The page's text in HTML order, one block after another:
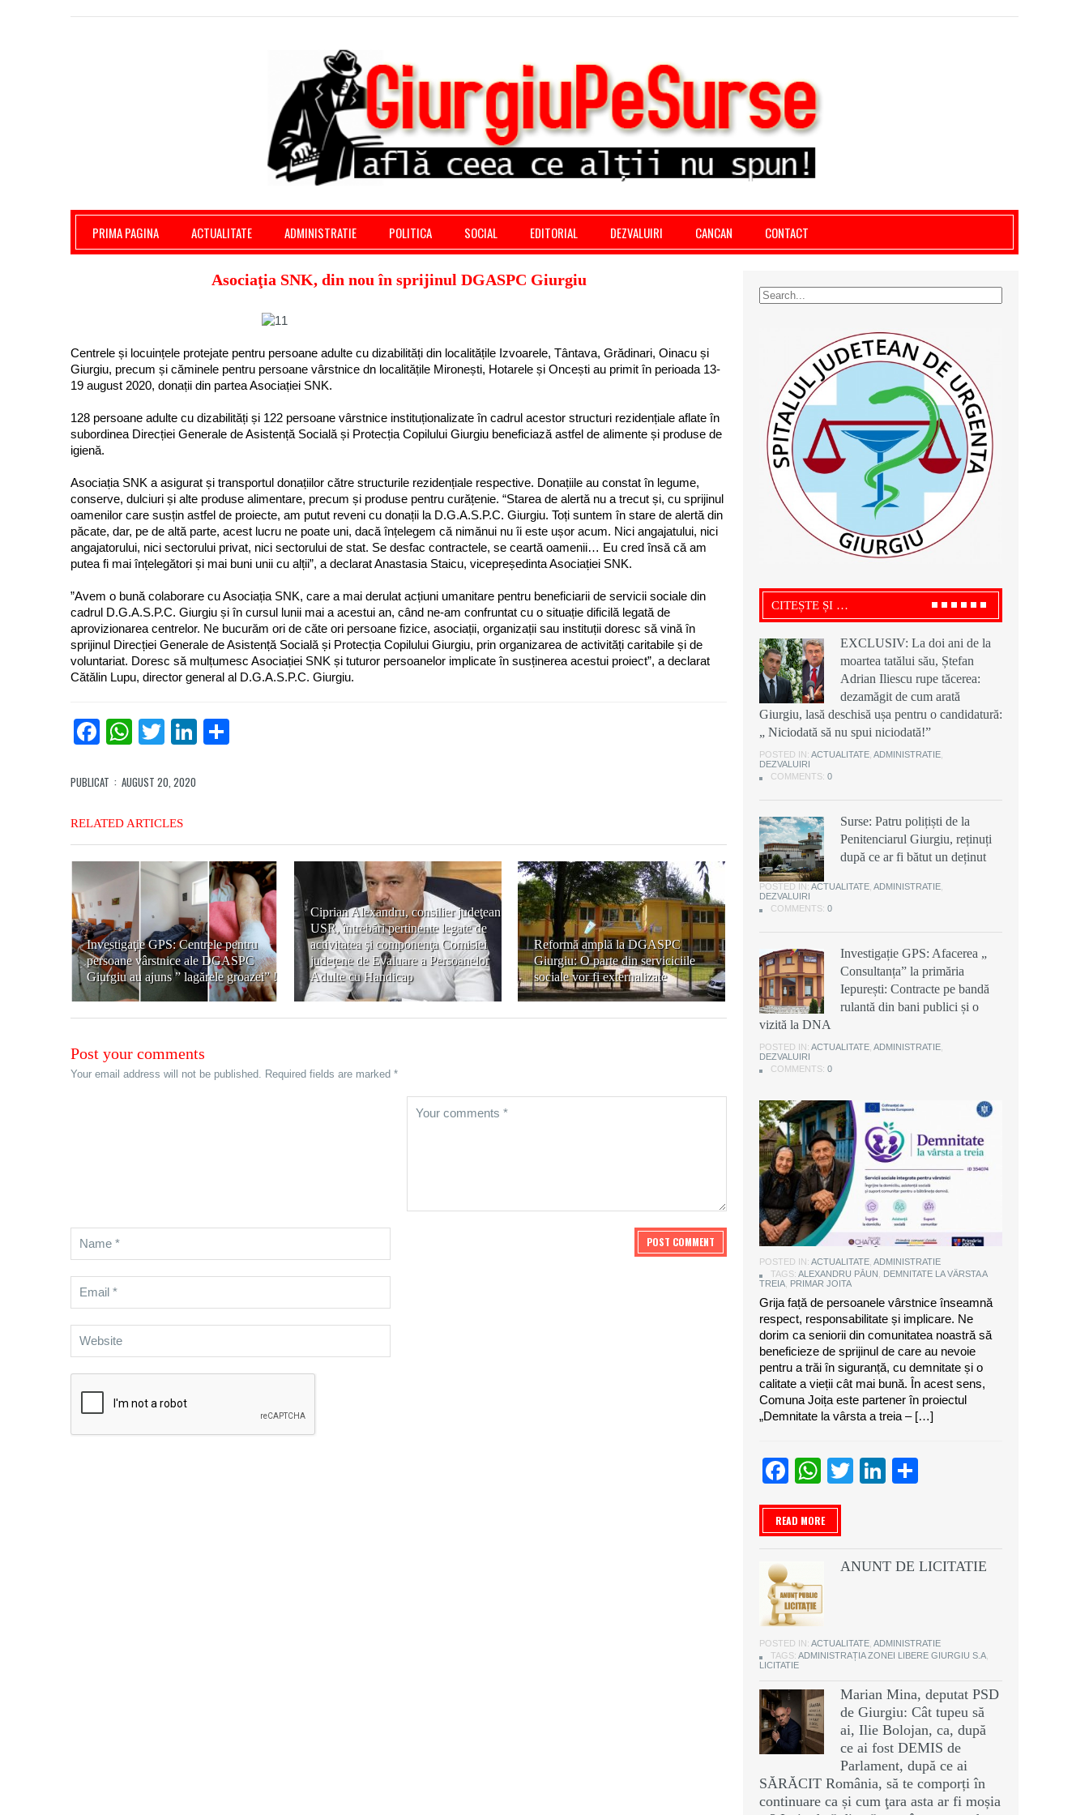
Giurgiu Pe Surse – actualitate giurgiu, administratie giurgiu, stiri politice, social economic, editoriale giurgiu, dezvaluiri, soc, cancan, stiri locale
PRIMA PAGINA
ACTUALITATE ADMINISTRATIE POLITICA SOCIAL EDITORIAL DEZVALUIRI CANCAN CONTACT
Asociaţia SNK, din nou în sprijinul DGASPC Giurgiu
Centrele și locuințele protejate pentru persoane adulte cu dizabilități din localitățile Izvoarele, Tântava, Grădinari, Oinacu și
Giurgiu, precum și căminele pentru persoane vârstnice dn localitățile Mironești, Hotarele și Oncești au primit în perioada 13-
19 august 2020, donații din partea Asociației SNK.
128 persoane adulte cu dizabilități și 122 persoane vârstnice instituționalizate în cadrul acestor structuri rezidențiale aflate în
subordinea Direcției Generale de Asistență Socială și Protecția Copilului Giurgiu beneficiază astfel de alimente și produse de
igienă.
Asociația SNK a asigurat și transportul donațiilor către structurile rezidențiale respective. Donațiile au constat în legume,
conserve, dulciuri și alte produse alimentare, precum și produse pentru curățenie. “Starea de alertă nu a trecut și, cu sprijinul
oamenilor care susțin astfel de proiecte, am putut reveni cu donații la D.G.A.S.P.C. Giurgiu. Toți suntem în stare de alertă din
păcate, dar, pe de altă parte, acest lucru ne poate uni, dacă înțelegem că nimănui nu îi este ușor acum. Nici angajatului, nici
angajatorului, nici sectorului privat, nici sectorului de stat. Se desfac contractele, se ceartă oamenii… Eu cred însă că am
putea fi mai înțelegători și mai buni unii cu alții”, a declarat Anastasia Staicu, vicepreședinta Asociației SNK.
”Avem o bună colaborare cu Asociația SNK, care a mai derulat acțiuni umanitare pentru beneficiarii de servicii sociale din
cadrul D.G.A.S.P.C. Giurgiu și în cursul lunii mai a acestui an, când ne-am confruntat cu o situație dificilă legată de
aprovizionarea centrelor. Ne bucurăm ori de căte ori persoane fizice, asociații, organizații sau instituții doresc să vină în
sprijinul Direcției Generale de Asistență Socială și Protecția Copilului Giurgiu, prin organizarea de activități caritabile și de
voluntariat. Doresc să mulțumesc Asociației SNK și tuturor persoanelor implicate în susținerea acestui proiect”, a declarat
Cătălin Lupu, director general al D.G.A.S.P.C. Giurgiu.
Facebook
WhatsApp
TwitterLinkedIn
PUBLICAT : AUGUST 20, 2020
RELATED ARTICLES
Investigaţie GPS: Centrele pentru
persoane vârstnice ale DGASPC
Giurgiu au ajuns ” lagărele groazei” !
Ciprian Alexandru, consilier judeţean
USR, întrebări pertinente legate de
activitatea şi componenţa Comisiei
judeţene de Evaluare a Persoanelor
Adulte cu Handicap
Reformă amplă la DGASPC
Giurgiu: O parte din serviciciile
sociale vor fi externalizate
Post your comments
Your email address will not be published. Required fields are marked *
CITEȘTE ȘI …
EXCLUSIV: La doi ani de la
moartea tatălui său, Ștefan
Adrian Iliescu rupe tăcerea:
dezamăgit de cum arată
Giurgiu, lasă deschisă ușa pentru o candidatură:
„ Niciodată să nu spui niciodată!”
POSTED IN: ACTUALITATE ADMINISTRATIE
DEZVALUIRI
COMMENTS: 0
Surse: Patru polițiști de la
Penitenciarul Giurgiu, reținuți
după ce ar fi bătut un deținut
POSTED IN: ACTUALITATE ADMINISTRATIE
DEZVALUIRI
COMMENTS: 0
Investigație GPS: Afacerea „
Consultanța” la primăria
Iepurești: Contracte pe bandă
rulantă din bani publici și o
vizită la DNA
POSTED IN: ACTUALITATE ADMINISTRATIE
DEZVALUIRI
COMMENTS: 0
Alexandru Păun, primarul comunei
Joița: O comunitate puternică este
aceea care are grijă de seniorii săi
POSTED IN: ACTUALITATE ADMINISTRATIE
TAGS: ALEXANDRU PĂUN
DEMNITATE LA VÂRSTA A
TREIA PRIMAR JOITA
Grija față de persoanele vârstnice înseamnă
respect, responsabilitate și implicare. Ne
dorim ca seniorii din comunitatea noastră să
beneficieze de sprijinul de care au nevoie
pentru a trăi în siguranță, cu demnitate și o
calitate a vieții cât mai bună. În acest sens,
Comuna Joița este partener în proiectul
„Demnitate la vârsta a treia – […]
Facebook
WhatsApp
TwitterLinkedIn
READ MORE
ANUNT DE LICITATIE
POSTED IN: ACTUALITATE ADMINISTRATIE
TAGS: ADMINISTRAȚIA ZONEI LIBERE GIURGIU S.A
LICITATIE
Marian Mina, deputat PSD
de Giurgiu: Cât tupeu să
ai, Ilie Bolojan, ca, după
ce ai fost DEMIS de
Parlament, după ce ai
SĂRĂCIT România, să te comporți în
continuare ca și cum ţara asta ar fi moșia